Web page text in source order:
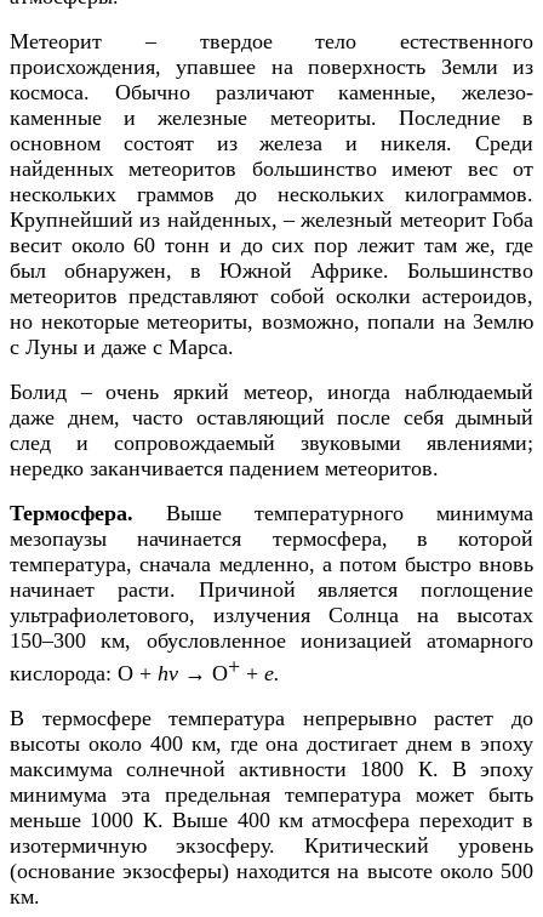
Метеорит – твердое тело естественного
происхождения, упавшее на поверхность Земли из
космоса. Обычно различают каменные, железо-
каменные и железные метеориты. Последние в
основном состоят из железа и никеля. Среди
найденных метеоритов большинство имеют вес от
нескольких граммов до нескольких килограммов.
Крупнейший из найденных, – железный метеорит Гоба
весит около 60 тонн и до сих пор лежит там же, где
был обнаружен, в Южной Африке. Большинство
метеоритов представляют собой осколки астероидов,
но некоторые метеориты, возможно, попали на Землю
с Луны и даже с Марса.
Болид – очень яркий метеор, иногда наблюдаемый
даже днем, часто оставляющий после себя дымный
след и сопровождаемый звуковыми явлениями;
нередко заканчивается падением метеоритов.
Термосфера. Выше температурного минимума
мезопаузы начинается термосфера,
в которой
температура, сначала медленно, а потом быстро вновь
начинает расти. Причиной является поглощение
ультрафиолетового, излучения Солнца на высотах
150–300 км, обусловленное ионизацией атомарного
кислорода: О + hv → О+ + е.
В термосфере температура непрерывно растет до
высоты около 400 км, где она достигает днем в эпоху
максимума солнечной активности 1800 К. В эпоху
минимума эта предельная температура может быть
меньше 1000 К. Выше 400 км атмосфера переходит в
изотермичную экзосферу. Критический уровень
(основание экзосферы) находится на высоте около 500
км.